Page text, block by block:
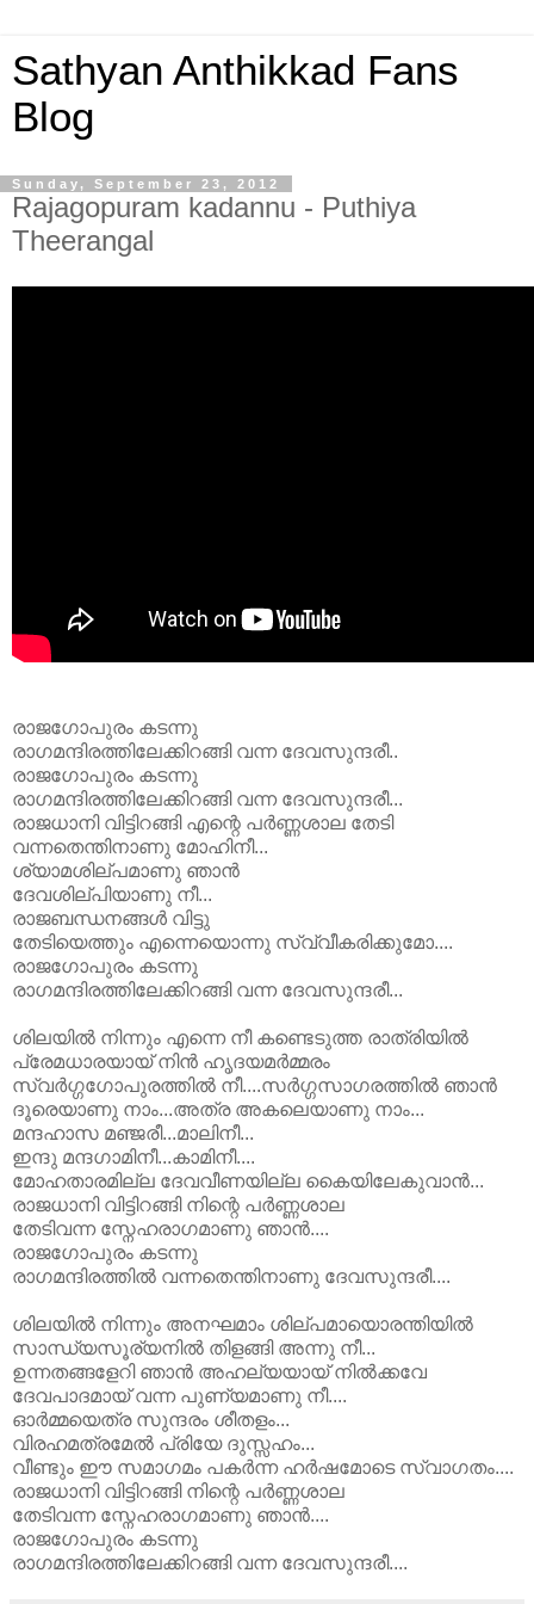
Sathyan Anthikkad Fans
Blog
Sunday, September 23, 2012
Rajagopuram kadannu - Puthiya
Theerangal
രാജഗോപുരം കടന്നു
രാഗമന്ദിരത്തിലേക്കിറങ്ങി വന്ന ദേവസുന്ദരീ..
രാജഗോപുരം കടന്നു
രാഗമന്ദിരത്തിലേക്കിറങ്ങി വന്ന ദേവസുന്ദരീ...
രാജധാനി വിട്ടിറങ്ങി എന്റെ പര്‍ണ്ണശാല തേടി
വന്നതെന്തിനാണു മോഹിനീ...
ശ്യാമശില്പമാണു ഞാന്‍
ദേവശില്പിയാണു നീ...
രാജബന്ധനങ്ങള്‍ വിട്ടു
തേടിയെത്തും എന്നെയൊന്നു സ്വ്വീകരിക്കുമോ....
രാജഗോപുരം കടന്നു
രാഗമന്ദിരത്തിലേക്കിറങ്ങി വന്ന ദേവസുന്ദരീ...
ശിലയില്‍ നിന്നും എന്നെ നീ കണ്ടെടുത്ത രാത്രിയില്‍
പ്രേമധാരയായ് നിന്‍ ഹൃദയമര്‍മ്മരം
സ്വര്‍ഗ്ഗഗോപുരത്തില്‍ നീ....സര്‍ഗ്ഗസാഗരത്തില്‍ ഞാന്‍
ദൂരെയാണു നാം...അത്ര അകലെയാണു നാം...
മന്ദഹാസ മഞ്ജരീ...മാലിനീ...
ഇന്ദു മന്ദഗാമിനീ...കാമിനീ....
മോഹതാരമില്ല ദേവവീണയില്ല കൈയിലേകുവാന്‍...
രാജധാനി വിട്ടിറങ്ങി നിന്റെ പർ‌ണ്ണശാല
തേടിവന്ന സ്നേഹരാഗമാണു ഞാന്‍....
രാജഗോപുരം കടന്നു
രാഗമന്ദിരത്തില്‍ വന്നതെന്തിനാണു ദേവസുന്ദരീ....
ശിലയില്‍ നിന്നും അനഘമാം ശില്പമായൊരന്തിയില്‍
സാന്ധ്യസൂര്യനില്‍ തിളങ്ങി അന്നു നീ...
ഉന്നതങ്ങളേറി ഞാന്‍ അഹല്യയായ് നില്‍ക്കവേ
ദേവപാദമായ് വന്ന പുണ്യമാണു നീ....
ഓര്‍മ്മയെത്ര സുന്ദരം ശീതളം...
വിരഹമത്രമേല്‍ പ്രിയേ ദുസ്സഹം...
വീണ്ടും ഈ സമാഗമം പകര്‍ന്ന ഹർ‌ഷമോടെ സ്വാഗതം....
രാജധാനി വിട്ടിറങ്ങി നിന്റെ പർ‌ണ്ണശാല
തേടിവന്ന സ്നേഹരാഗമാണു ഞാന്‍....
രാജഗോപുരം കടന്നു
രാഗമന്ദിരത്തിലേക്കിറങ്ങി വന്ന ദേവസുന്ദരീ....